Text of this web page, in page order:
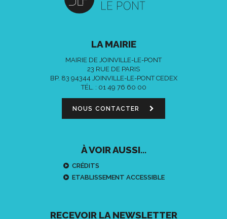
LA MAIRIE
MAIRIE DE JOINVILLE-LE-PONT
23 RUE DE PARIS
BP. 83 94344 JOINVILLE-LE-PONT CEDEX
TÉL. : 01 49 76 60 00
NOUS CONTACTER
À VOIR AUSSI...
CRÉDITS
ETABLISSEMENT ACCESSIBLE
RECEVOIR LA NEWSLETTER